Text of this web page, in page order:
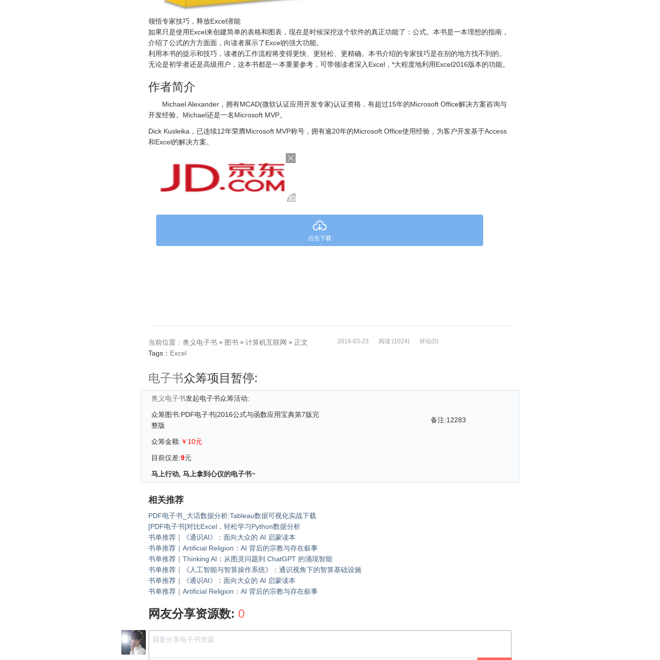
领悟专家技巧，释放Excel潜能
如果只是使用Excel来创建简单的表格和图表，现在是时候深挖这个软件的真正功能了：公式。本书是一本理想的指南，
介绍了公式的方方面面，向读者展示了Excel的强大功能。
利用本书的提示和技巧，读者的工作流程将变得更快、更轻松、更精确。本书介绍的专家技巧是在别的地方找不到的。
无论是初学者还是高级用户，这本书都是一本重要参考，可带领读者深入Excel，*大程度地利用Excel2016版本的功能。
作者简介
Michael Alexander，拥有MCAD(微软认证应用开发专家)认证资格，有超过15年的Microsoft Office解决方案咨询与
开发经验。Michael还是一名Microsoft MVP。
Dick Kusleika，已连续12年荣膺Microsoft MVP称号，拥有逾20年的Microsoft Office使用经验，为客户开发基于Access
和Excel的解决方案。
点击下载
当前位置： 奥义电子书 > 图书 > 计算机互联网 > 正文 2019-03-23 阅读:(1024) 评论(0)
Tags： Excel
电子书众筹项目暂停:
奥义电子书发起电子书众筹活动:
众筹图书:PDF电子书|2016公式与函数应用宝典第7版完
整版
众筹金额: ￥10元
目前仅差:9元
马上行动, 马上拿到心仪的电子书~
备注:12283
相关推荐
PDF电子书_大话数据分析:Tableau数据可视化实战下载
[PDF电子书]对比Excel，轻松学习Python数据分析
书单推荐｜《通识AI》：面向大众的 AI 启蒙读本
书单推荐｜Artificial Religion：AI 背后的宗教与存在叙事
书单推荐｜Thinking AI：从图灵问题到 ChatGPT 的涌现智能
书单推荐｜《人工智能与智算操作系统》：通识视角下的智算基础设施
书单推荐｜《通识AI》：面向大众的 AI 启蒙读本
书单推荐｜Artificial Religion：AI 背后的宗教与存在叙事
网友分享资源数: 0